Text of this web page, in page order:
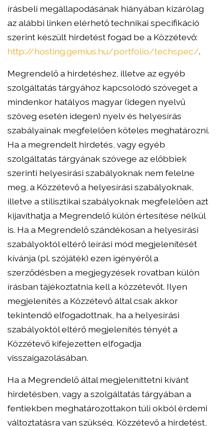
írásbeli megállapodásának hiányában kizárólag
az alábbi linken elérhető technikai specifikáció
szerint készült hirdetést fogad be a Közzétevő:
http://hosting.gemius.hu/portfolio/techspec/.
Megrendelő a hirdetéshez, illetve az egyéb
szolgáltatás tárgyához kapcsolódó szöveget a
mindenkor hatályos magyar (idegen nyelvű
szöveg esetén idegen) nyelv és helyesírás
szabályainak megfelelően köteles meghatározni.
Ha a megrendelt hirdetés, vagy egyéb
szolgáltatás tárgyának szövege az előbbiek
szerinti helyesírási szabályoknak nem felelne
meg, a Közzétevő a helyesírási szabályoknak,
illetve a stilisztikai szabályoknak megfelelően azt
kijavíthatja a Megrendelő külön értesítése nélkül
is. Ha a Megrendelő szándékosan a helyesírási
szabályoktól eltérő leírási mód megjelenítését
kívánja (pl. szójáték) ezen igényéről a
szerződésben a megjegyzések rovatban külön
írásban tájékoztatnia kell a közzétevőt. Ilyen
megjelenítés a Közzétevő által csak akkor
tekintendő elfogadottnak, ha a helyesírási
szabályoktól eltérő megjelenítés tényét a
Közzétevő kifejezetten elfogadja
visszaigazolásában.
Ha a Megrendelő által megjeleníttetni kívánt
hirdetésben, vagy a szolgáltatás tárgyában a
fentiekben meghatározottakon túli okból érdemi
változtatásra van szükség, Közzétevő a hirdetést,